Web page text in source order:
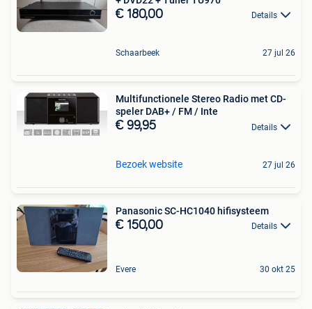
€ 180,00 Details
Schaarbeek 27 jul 26
Multifunctionele Stereo Radio met CD-
speler DAB+ / FM / Inte
€ 99,95 Details
Bezoek website 27 jul 26
Panasonic SC-HC1040 hifisysteem
€ 150,00 Details
Evere 30 okt 25